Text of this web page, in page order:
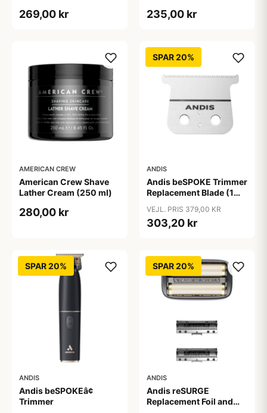
269,00 kr 235,00 kr
AMERICAN CREW
American Crew Shave
Lather Cream (250 ml)
280,00 kr
SPAR 20%
ANDIS
Andis beSPOKE Trimmer
Replacement Blade (1
VEJL. PRIS 379,00 KR
303,20 kr
SPAR 20%
ANDIS
Andis beSPOKEâ¢
Trimmer
SPAR 20%
ANDIS
Andis reSURGE
Replacement Foil and